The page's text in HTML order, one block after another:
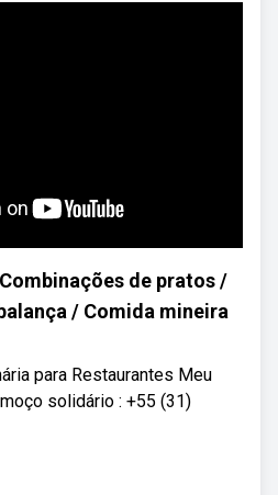
de pratos /
/ Comida mineira
para Restaurantes Meu
solidário : +55 (31)